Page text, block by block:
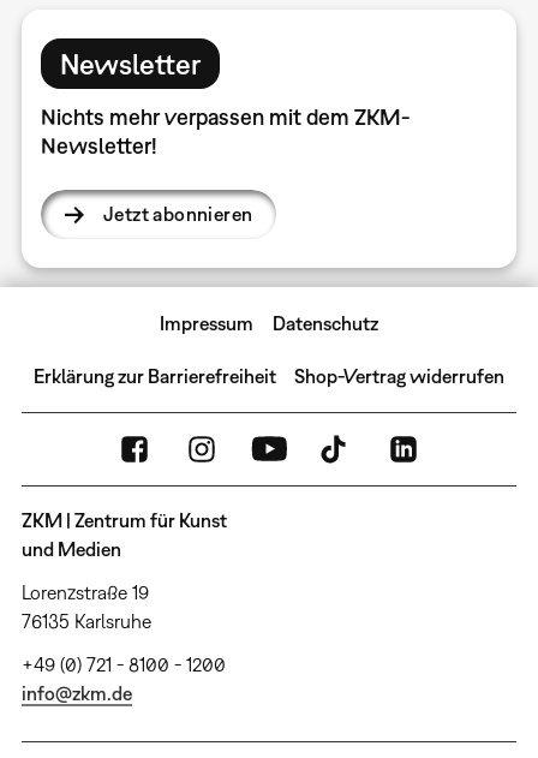
Newsletter
Nichts mehr verpassen mit dem ZKM-
Newsletter!
Jetzt abonnieren
Impressum Datenschutz
Erklärung zur Barrierefreiheit Shop-Vertrag widerrufen
ZKM | Zentrum für Kunst
und Medien
Lorenzstraße 19
76135 Karlsruhe
+49 (0) 721 - 8100 - 1200
info@zkm.de